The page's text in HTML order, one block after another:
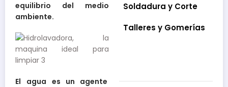
Soldadura y Corte
Talleres y Gomerías
equilibrio del medio
ambiente.
El
agua es un agente